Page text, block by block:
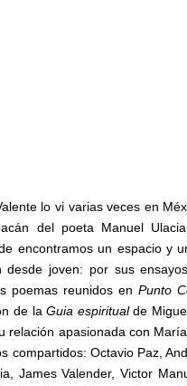
lo vi varias veces en
del poeta Manuel
encontramos un espacio y
desde joven: por sus
poemas reunidos enPunto
de laGuia espiritualde
relación apasionada con
compartidos: Octavio Paz,
James Valender, Victor